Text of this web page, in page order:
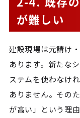
が難しい
建設現場は元請け
あります。新たな
ステムを使わなけ
ありません。その
が高い」という理